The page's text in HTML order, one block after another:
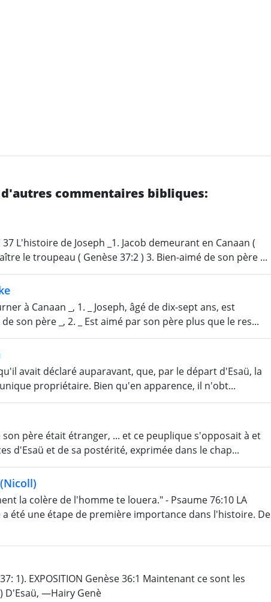
d'autres commentaires bibliques:
37 L'histoire de Joseph _1. Jacob demeurant en Canaan (
le troupeau ( Genèse 37:2 ) 3. Bien-aimé de son père ...
à Canaan _, 1. _ Joseph, âgé de dix-sept ans, est
son père _, 2. _ Est aimé par son père plus que le res...
avait déclaré auparavant, que, par le départ d'Esaü, la
propriétaire. Bien qu'en apparence, il n'obt...
père était étranger, ... et ce peuplique s'opposait à et
d'Esaü et de sa postérité, exprimée dans le chap...
la colère de l'homme te louera." - Psaume 76:10 LA
été une étape de première importance dans l'histoire. De
37: 1). EXPOSITION Genèse 36:1 Maintenant ce sont les
D'Esaü, —Hairy Genè